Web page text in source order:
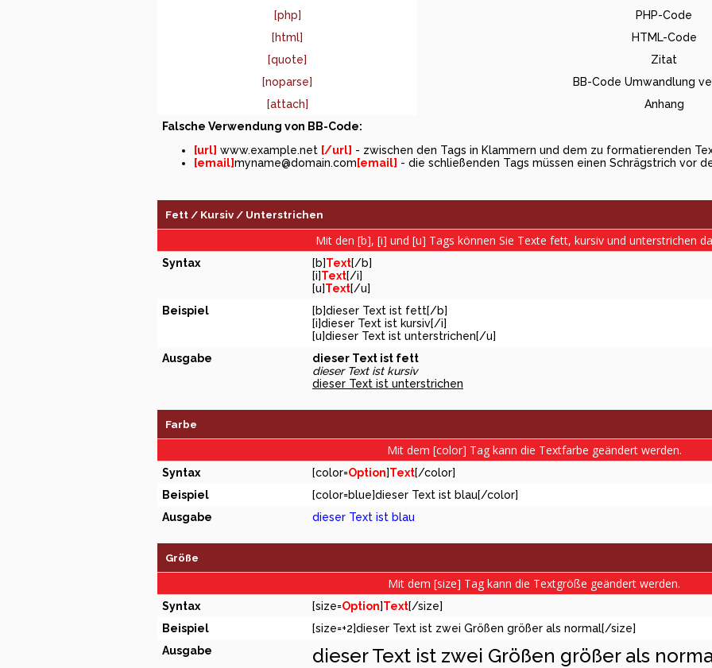
[php]
PHP-Code
[html]
HTML-Code
[quote]
Zitat
[noparse]
BB-Code Umwandlung
[attach]
Anhang
Falsche Verwendung von BB-Code:
[url] www.example.net [/url] - zwischen den Tags in Klammern und dem zu formatierenden
[email]myname@domain.com [email] - die schließenden Tags müssen einen Schrägstrich vor
Fett / Kursiv / Unterstrichen
Mit den [b], [i] und [u] Tags können Sie Texte fett, kursiv und unterstrichen
Syntax [b]Text[/b]
[i]Text[/i]
[u]Text[/u]
Beispiel
[b]dieser Text ist fett[/b]
[i]dieser Text ist kursiv[/i]
[u]dieser Text ist unterstrichen[/u]
Ausgabe
dieser Text ist fett
dieser Text ist kursiv
dieser Text ist unterstrichen
Farbe
Mit dem [color] Tag kann die Textfarbe geändert werden.
Syntax [color=Option]Text[/color]
Beispiel
[color=blue]dieser Text ist blau[/color]
Ausgabe
dieser Text ist blau
Größe
Mit dem [size] Tag kann die Textgröße geändert werden.
Syntax [size=Option]Text[/size]
Beispiel
[size=+2]dieser Text ist zwei Größen größer als normal[/size]
Ausgabe
dieser Text ist zwei Größen größer als